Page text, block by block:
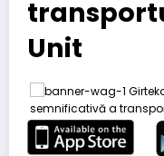
Unit